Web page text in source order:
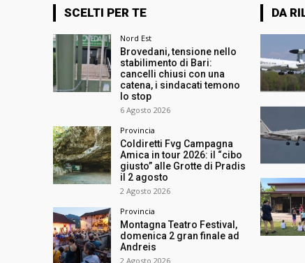
SCELTI PER TE
Nord Est
Brovedani, tensione nello
stabilimento di Bari:
cancelli chiusi con una
catena, i sindacati temono
lo stop
6 Agosto 2026
Provincia
Coldiretti Fvg Campagna
Amica in tour 2026: il “cibo
giusto” alle Grotte di Pradis
il 2 agosto
2 Agosto 2026
Provincia
Montagna Teatro Festival,
domenica 2 gran finale ad
Andreis
2 Agosto 2026
DA